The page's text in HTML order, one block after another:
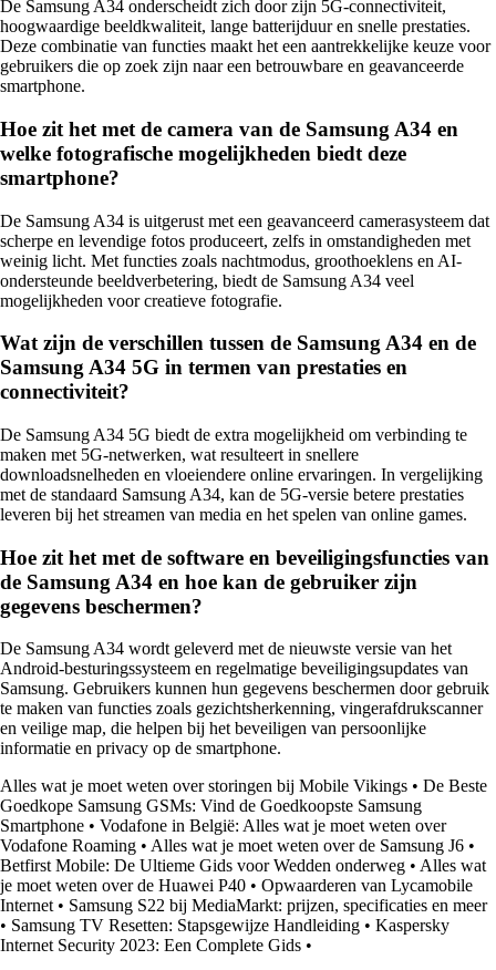
De Samsung A34 onderscheidt zich door zijn 5G-connectiviteit,
hoogwaardige beeldkwaliteit, lange batterijduur en snelle prestaties.
Deze combinatie van functies maakt het een aantrekkelijke keuze voor
gebruikers die op zoek zijn naar een betrouwbare en geavanceerde
smartphone.
Hoe zit het met de camera van de Samsung A34 en
welke fotografische mogelijkheden biedt deze
smartphone?
De Samsung A34 is uitgerust met een geavanceerd camerasysteem dat
scherpe en levendige fotos produceert, zelfs in omstandigheden met
weinig licht. Met functies zoals nachtmodus, groothoeklens en AI-
ondersteunde beeldverbetering, biedt de Samsung A34 veel
mogelijkheden voor creatieve fotografie.
Wat zijn de verschillen tussen de Samsung A34 en de
Samsung A34 5G in termen van prestaties en
connectiviteit?
De Samsung A34 5G biedt de extra mogelijkheid om verbinding te
maken met 5G-netwerken, wat resulteert in snellere
downloadsnelheden en vloeiendere online ervaringen. In vergelijking
met de standaard Samsung A34, kan de 5G-versie betere prestaties
leveren bij het streamen van media en het spelen van online games.
Hoe zit het met de software en beveiligingsfuncties van
de Samsung A34 en hoe kan de gebruiker zijn
gegevens beschermen?
De Samsung A34 wordt geleverd met de nieuwste versie van het
Android-besturingssysteem en regelmatige beveiligingsupdates van
Samsung. Gebruikers kunnen hun gegevens beschermen door gebruik
te maken van functies zoals gezichtsherkenning, vingerafdrukscanner
en veilige map, die helpen bij het beveiligen van persoonlijke
informatie en privacy op de smartphone.
Alles wat je moet weten over storingen bij Mobile Vikings • De Beste
Goedkope Samsung GSMs: Vind de Goedkoopste Samsung
Smartphone • Vodafone in België: Alles wat je moet weten over
Vodafone Roaming • Alles wat je moet weten over de Samsung J6 •
Betfirst Mobile: De Ultieme Gids voor Wedden onderweg • Alles wat
je moet weten over de Huawei P40 • Opwaarderen van Lycamobile
Internet • Samsung S22 bij MediaMarkt: prijzen, specificaties en meer
• Samsung TV Resetten: Stapsgewijze Handleiding • Kaspersky
Internet Security 2023: Een Complete Gids •